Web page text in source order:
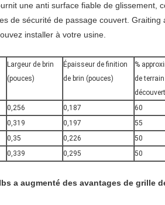
une anti surface fiable de glissement,
de sécurité de passage couvert.
installer à votre usine.
Largeur de brin
(pouces)
Épaisseur de finition
de brin (pouces)
%
de terrain
découvert
0,256 0,187
60
0,319 0,197
55
0,35 0,226
50
0,339 0,295 50
a augmenté des avantages de grille